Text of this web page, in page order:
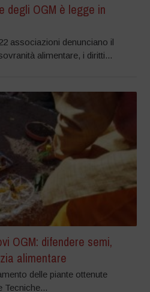
degli OGM è legge in
associazioni denunciano il
alimentare, i diritti...
OGM: difendere semi,
alimentare
delle piante ottenute
Tecniche...